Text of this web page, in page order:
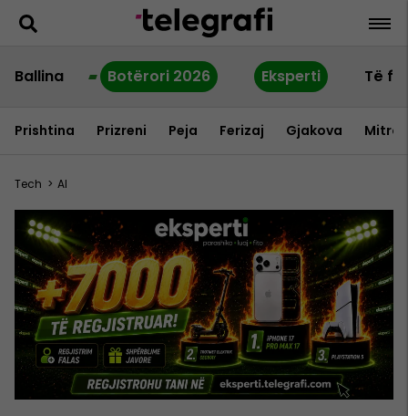
Ballina Botërori 2026 Eksperti Të
Prishtina Prizreni Peja Ferizaj Gjakova
Tech > AI